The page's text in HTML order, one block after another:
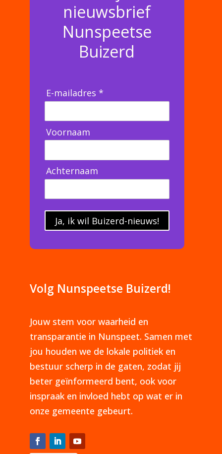
nieuwsbrief
Nunspeetse
Buizerd
E-mailadres *
Voornaam
Achternaam
Ja, ik wil Buizerd-nieuws!
Volg Nunspeetse Buizerd!
Jouw stem voor waarheid en
transparantie in Nunspeet. Samen met
jou houden we de lokale politiek en
bestuur scherp in de gaten, zodat jij
beter geïnformeerd bent, ook voor
inspraak en invloed hebt op wat er in
onze gemeente gebeurt.